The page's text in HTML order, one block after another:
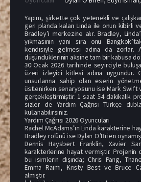
Yapım, şirkette çok yetenekli ve
geri planda kalan Linda ile onun kibirli
Bradley’i merkezine alır. Bradley,
yıkmasının yanı sıra onu
kendisiyle gelmesi adına da zorlar.
düşündüklerinin aksine tam bir kabusa
30 Ocak 2026 tarihinde seyirciyle
üzeri izleyici kitlesi adına uygundur.
unsurlarına sahip olan eserin
üstlenirken senaryosunu ise Mark Swift
gerçekleştirmiştir. 1 saat 54 dakikalık
sizler de Yardım Çağrısı Türkçe
kullanabilirsiniz.
Yardım Çağrısı 2026 Oyuncuları
Rachel McAdams’ın Linda karakterine
Bradley rolünü ise Dylan O’Brien
Dennis Haysbert Franklin, Xavier
karakterlerine hayat vermiştir. Projenin
bu isimlerin dışında; Chris Pang,
Emma Raimi, Kristy Best ve Bruce
almıştır.